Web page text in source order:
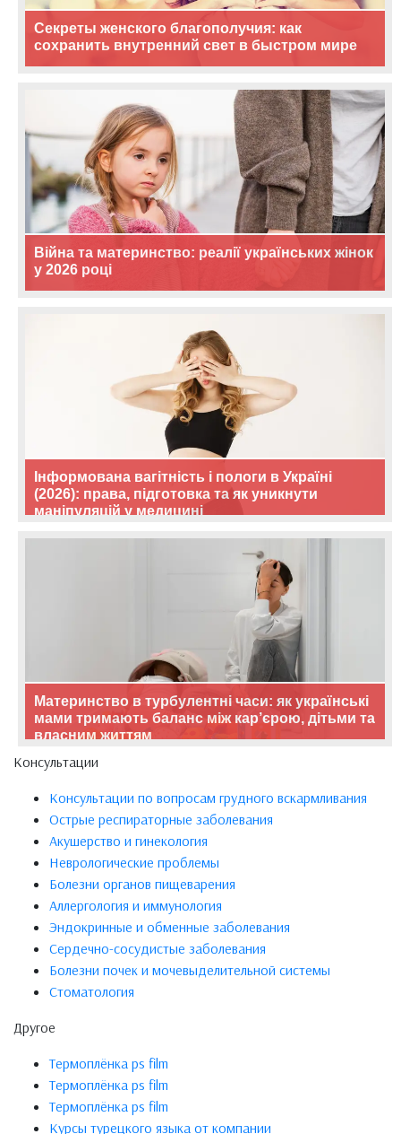
Секреты женского благополучия: как
сохранить внутренний свет в быстром мире
Війна та материнство: реалії українських жінок
у 2026 році
Інформована вагітність і пологи в Україні
(2026): права, підготовка та як уникнути
маніпуляцій у медицині
Материнство в турбулентні часи: як українські
мами тримають баланс між кар’єрою, дітьми та
власним життям
Консультации
Консультации по вопросам грудного вскармливания
Острые респираторные заболевания
Акушерство и гинекология
Неврологические проблемы
Болезни органов пищеварения
Аллергология и иммунология
Эндокринные и обменные заболевания
Сердечно-сосудистые заболевания
Болезни почек и мочевыделительной системы
Стоматология
Другое
Термоплёнка ps film
Термоплёнка ps film
Термоплёнка ps film
Курсы турецкого языка от компании